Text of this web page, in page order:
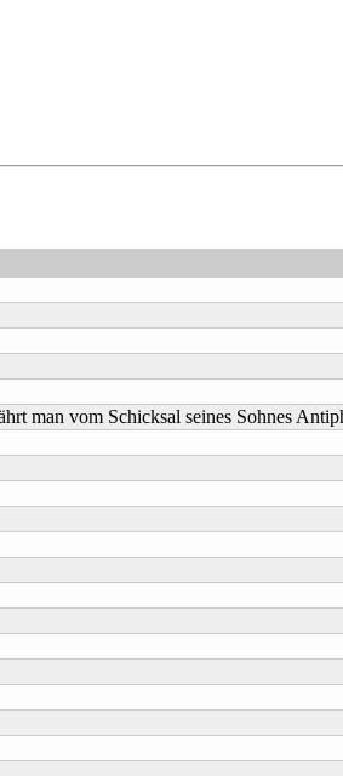
man vom Schicksal seines Sohnes